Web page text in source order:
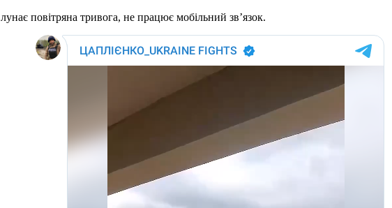
повітряна тривога, не працює мобільний зв’язок.